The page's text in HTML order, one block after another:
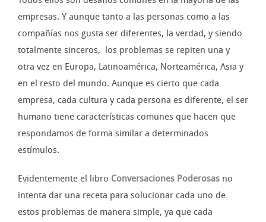
empresas. Y aunque tanto a las personas como a las
compañías nos gusta ser diferentes, la verdad, y siendo
totalmente sinceros, los problemas se repiten una y
otra vez en Europa, Latinoamérica, Norteamérica, Asia y
en el resto del mundo. Aunque es cierto que cada
empresa, cada cultura y cada persona es diferente, el ser
humano tiene características comunes que hacen que
respondamos de forma similar a determinados
estímulos.
Evidentemente el libro Conversaciones Poderosas no
intenta dar una receta para solucionar cada uno de
estos problemas de manera simple, ya que cada